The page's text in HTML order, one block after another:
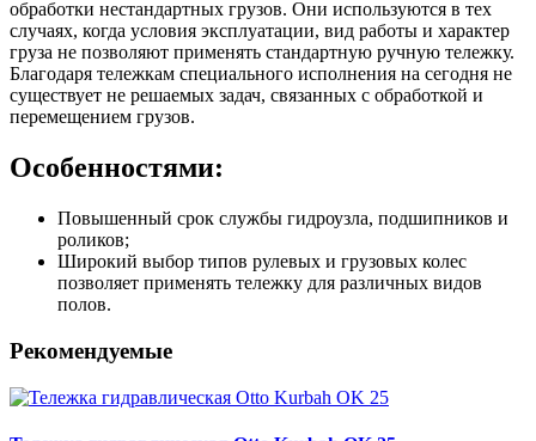
обработки нестандартных грузов. Они используются в тех
случаях, когда условия эксплуатации, вид работы и характер
груза не позволяют применять стандартную ручную тележку.
Благодаря тележкам специального исполнения на сегодня не
существует не решаемых задач, связанных с обработкой и
перемещением грузов.
Особенностями:
Повышенный срок службы гидроузла, подшипников и
роликов;
Широкий выбор типов рулевых и грузовых колес
позволяет применять тележку для различных видов
полов.
Рекомендуемые